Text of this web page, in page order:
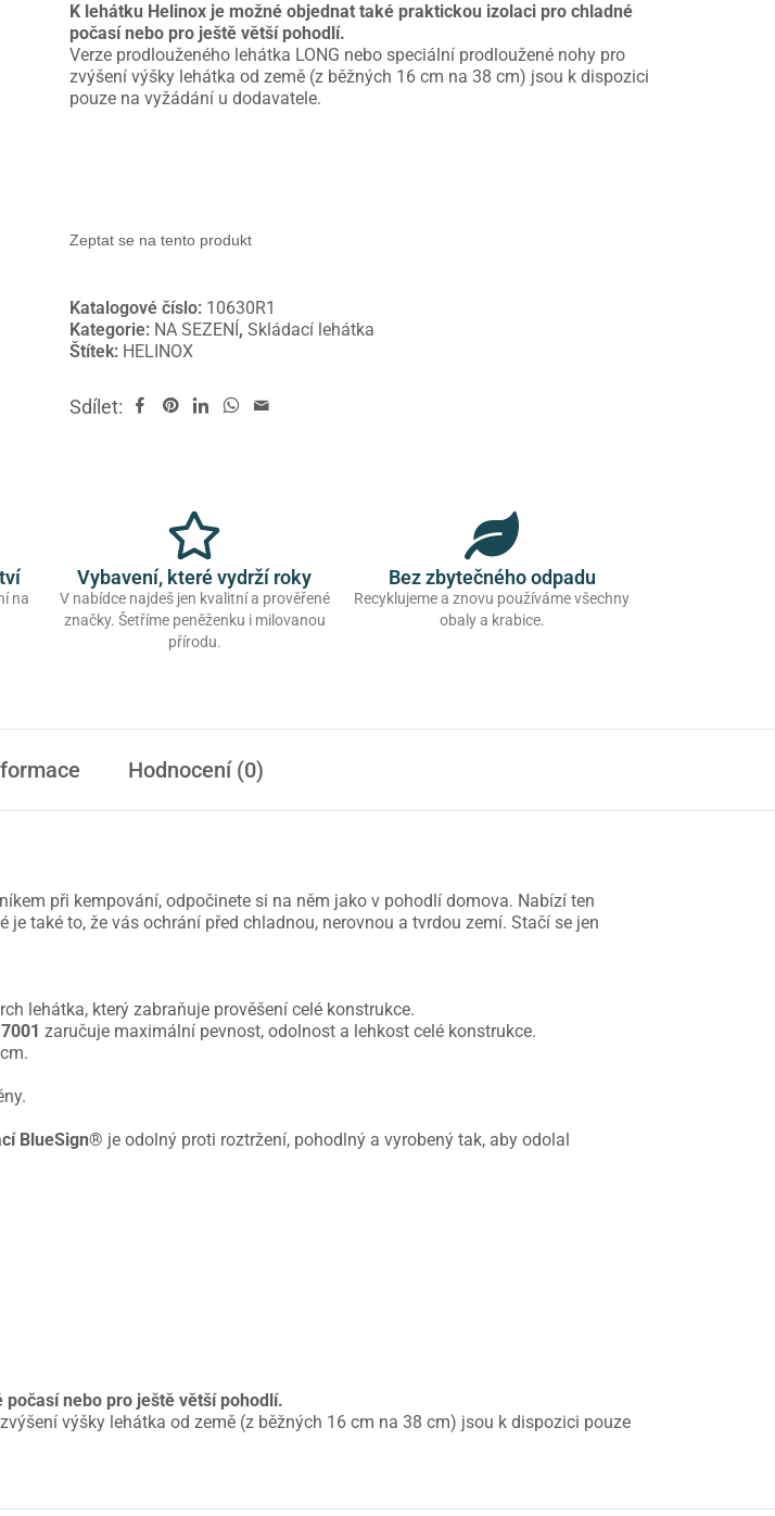
K lehátku Helinox je možné objednat také praktickou izolaci pro chladné
počasí nebo pro ještě větší pohodlí.
Verze prodlouženého lehátka LONG nebo speciální prodloužené nohy pro
zvýšení výšky lehátka od země (z běžných 16 cm na 38 cm) jsou k dispozici
pouze na vyžádání u dodavatele.
Zeptat se na tento produkt
Katalogové číslo: 10630R1
Kategorie: NA SEZENÍ ,Skládací lehátka
Štítek: HELINOX
Sdílet:
na
Vybavení, které vydrží roky
V nabídce najdeš jen kvalitní a prověřené
značky. Šetříme peněženku i milovanou
přírodu.
Bez zbytečného odpadu
Recyklujeme a znovu používáme všechny
obaly a krabice.
Hodnocení (0)
při kempování, odpočinete si na něm jako v pohodlí domova. Nabízí ten
také to, že vás ochrání před chladnou, nerovnou a tvrdou zemí. Stačí se jen
lehátka, který zabraňuje prověšení celé konstrukce.
zaručuje maximální pevnost, odolnost a lehkost celé konstrukce.
BlueSign® je odolný proti roztržení, pohodlný a vyrobený tak, aby odolal
nebo pro ještě větší pohodlí.
výšky lehátka od země (z běžných 16 cm na 38 cm) jsou k dispozici pouze